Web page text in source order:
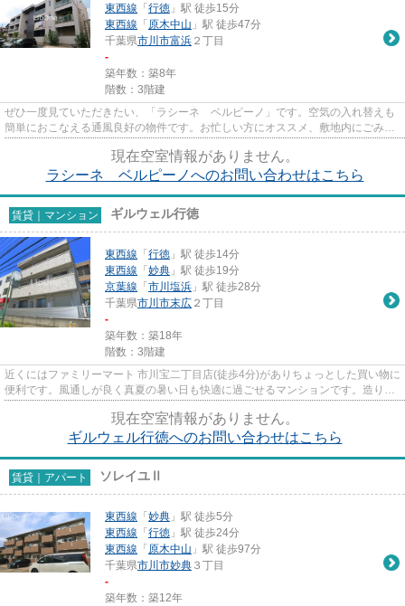
東西線 「 行徳 」駅 徒歩15分
東西線 「 原木中山 」駅 徒歩47分
千葉県市川市富浜 ２丁目
-
築年数：築8年
階数：3階建
ぜひ一度見ていただきたい、「ラシーネ ベルピーノ」です。空気の入れ替えも
簡単におこなえる通風良好の物件です。お忙しい方にオススメ、敷地内にごみ置
現在空室情報がありません。
ラシーネ ベルピーノへのお問い合わせはこちら
賃貸｜マンション ギルウェル行徳
東西線 「 行徳 」駅 徒歩14分
東西線 「 妙典 」駅 徒歩19分
京葉線 「 市川塩浜 」駅 徒歩28分
千葉県市川市末広 ２丁目
-
築年数：築18年
階数：3階建
近くにはファミリーマート 市川宝二丁目店(徒歩4分)がありちょっとした買い物に
便利です。風通しが良く真夏の暑い日も快適に過ごせるマンションです。造りと
現在空室情報がありません。
ギルウェル行徳へのお問い合わせはこちら
賃貸｜アパート ソレイユⅡ
東西線 「 妙典 」駅 徒歩5分
東西線 「 行徳 」駅 徒歩24分
東西線 「 原木中山 」駅 徒歩97分
千葉県市川市妙典 ３丁目
-
築年数：築12年